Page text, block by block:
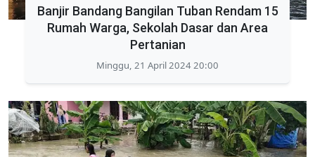
Banjir Bandang Bangilan Tuban Rendam 15
Rumah Warga, Sekolah Dasar dan Area
Pertanian
Minggu, 21 April 2024 20:00